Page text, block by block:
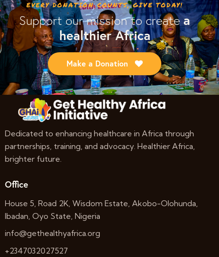
EVERY DONATION COUNTS, GIVE TODAY!
Support our mission to create a
healthier Africa
Make a Donation
Dedicated to enhancing healthcare in Africa through
partnerships, training, and advocacy. Healthier Africa,
brighter future.
Office
House 5, Road 2K, Wisdom Estate, Akobo-Olohunda,
Ibadan, Oyo State, Nigeria
info@gethealthyafrica.org
+2347032027527